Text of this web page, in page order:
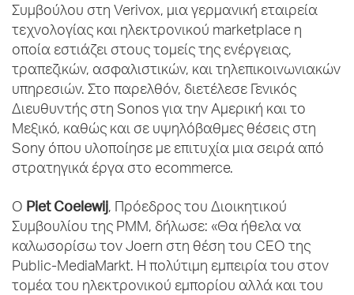
Συμβούλου στη Verivox, μια γερμανική εταιρεία
τεχνολογίας και ηλεκτρονικού marketplace η
οποία εστιάζει στους τομείς της ενέργειας,
τραπεζικών, ασφαλιστικών, και τηλεπικοινωνιακών
υπηρεσιών. Στο παρελθόν, διετέλεσε Γενικός
Διευθυντής στη Sonos για την Αμερική και το
Μεξικό, καθώς και σε υψηλόβαθμες θέσεις στη
Sony όπου υλοποίησε με επιτυχία μια σειρά από
στρατηγικά έργα στο ecommerce.
Ο Piet Coelewij, Πρόεδρος του Διοικητικού
Συμβουλίου της PMM, δήλωσε: «Θα ήθελα να
καλωσορίσω τον Joern στη θέση του CEO της
Public-MediaMarkt. H πολύτιμη εμπειρία του στον
τομέα του ηλεκτρονικού εμπορίου αλλά και του